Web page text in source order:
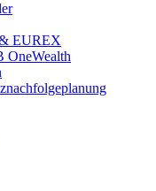
EUREX
OneWealth